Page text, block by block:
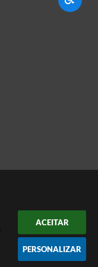
ACEITAR
PERSONALIZAR